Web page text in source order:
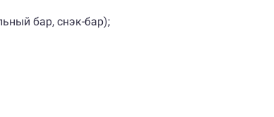
бар, снэк-бар);